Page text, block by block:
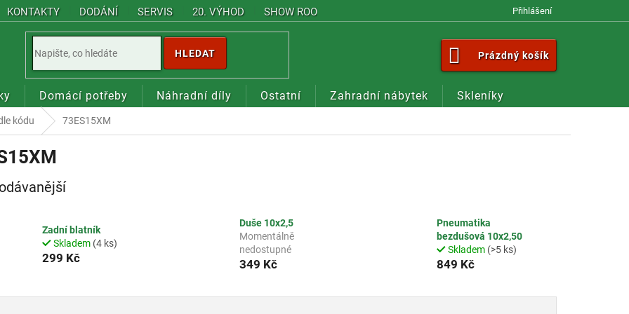
KONTAKTY DODÁNÍ SERVIS 20. VÝHOD SHOW ROOM Přihlášení
HLEDAT
NÁKUPNÍ
KOŠÍK
Prázdný košík
Domácí potřeby Náhradní díly Ostatní Zahradní nábytek Skleníky
kódu 73ES15XM
Zadní blatník
Skladem (4 ks)
299 Kč
Duše 10x2,5
Momentálně
nedostupné
349 Kč
Pneumatika
bezdušová 10x2,50
Skladem (>5 ks)
849 Kč